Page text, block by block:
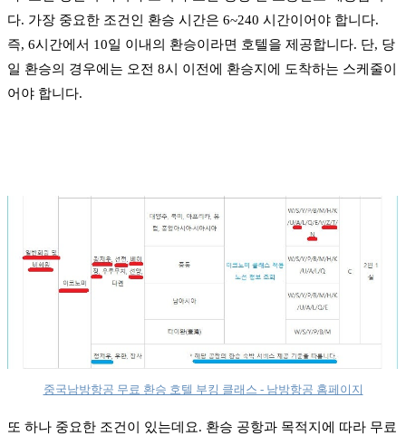
다. 가장 중요한 조건인 환승 시간은 6~240 시간이어야 합니다.
즉, 6시간에서 10일 이내의 환승이라면 호텔을 제공합니다. 단, 당
일 환승의 경우에는 오전 8시 이전에 환승지에 도착하는 스케줄이
어야 합니다.
중국남방항공 무료 환승 호텔 부킹 클래스 - 남방항공 홈페이지
또 하나 중요한 조건이 있는데요. 환승 공항과 목적지에 따라 무료